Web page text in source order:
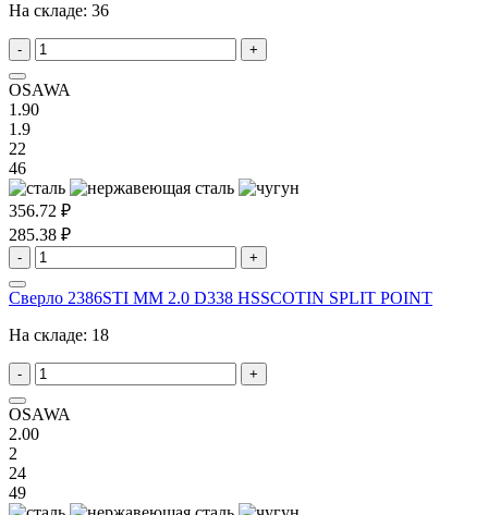
На складе: 36
- +
OSAWA
1.90
1.9
22
46
356.72 ₽
285.38 ₽
- +
Сверло 2386STI MM 2.0 D338 HSSCOTIN SPLIT POINT
На складе: 18
- +
OSAWA
2.00
2
24
49